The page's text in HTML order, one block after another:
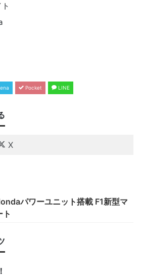
Pocket LINE
X
パワーユニット搭載 F1新型マ